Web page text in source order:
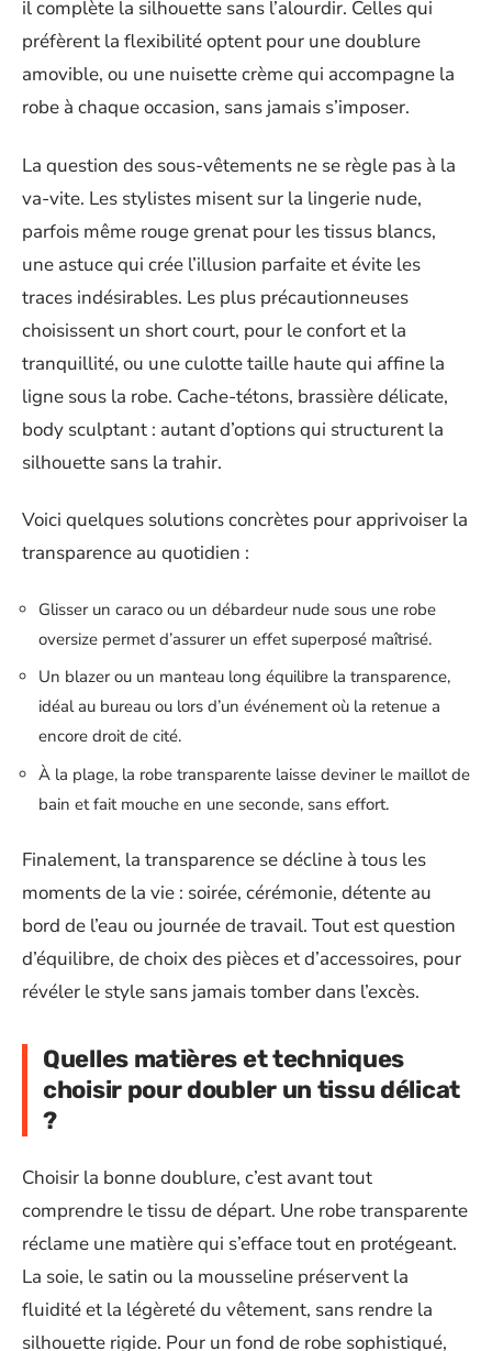
il complète la silhouette sans l’alourdir. Celles qui
préfèrent la flexibilité optent pour une doublure
amovible, ou une nuisette crème qui accompagne la
robe à chaque occasion, sans jamais s’imposer.
La question des sous-vêtements ne se règle pas à la
va-vite. Les stylistes misent sur la lingerie nude,
parfois même rouge grenat pour les tissus blancs,
une astuce qui crée l’illusion parfaite et évite les
traces indésirables. Les plus précautionneuses
choisissent un short court, pour le confort et la
tranquillité, ou une culotte taille haute qui affine la
ligne sous la robe. Cache-tétons, brassière délicate,
body sculptant : autant d’options qui structurent la
silhouette sans la trahir.
Voici quelques solutions concrètes pour apprivoiser la
transparence au quotidien :
Glisser un caraco ou un débardeur nude sous une robe
oversize permet d’assurer un effet superposé maîtrisé.
Un blazer ou un manteau long équilibre la transparence,
idéal au bureau ou lors d’un événement où la retenue a
encore droit de cité.
À la plage, la robe transparente laisse deviner le maillot de
bain et fait mouche en une seconde, sans effort.
Finalement, la transparence se décline à tous les
moments de la vie : soirée, cérémonie, détente au
bord de l’eau ou journée de travail. Tout est question
d’équilibre, de choix des pièces et d’accessoires, pour
révéler le style sans jamais tomber dans l’excès.
Quelles matières et techniques
choisir pour doubler un tissu délicat
?
Choisir la bonne doublure, c’est avant tout
comprendre le tissu de départ. Une robe transparente
réclame une matière qui s’efface tout en protégeant.
La soie, le satin ou la mousseline préservent la
fluidité et la légèreté du vêtement, sans rendre la
silhouette rigide. Pour un fond de robe sophistiqué,